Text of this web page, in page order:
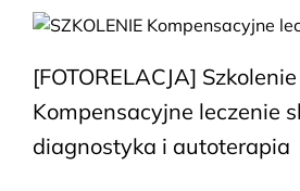
[FOTORELACJA]
Kompensacyjne leczenie
diagnostyka i autoterapia